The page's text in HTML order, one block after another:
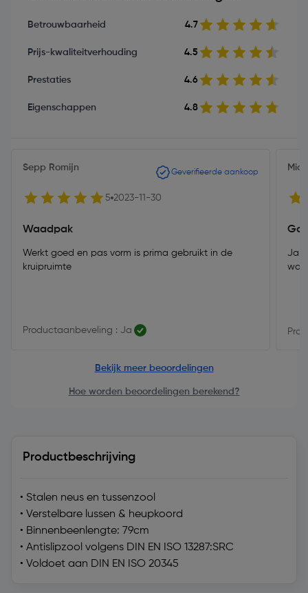
Betrouwbaarheid 4.7
Prijs-kwaliteitverhouding 4.5
Prestaties 4.6
Eigenschappen 4.8
Sepp Romijn Geverifieerde aankoop
5 2023-11-30
Waadpak
Werkt goed en pas vorm is prima gebruikt in de
kruipruimte
Productaanbeveling : Ja
Bekijk meer beoordelingen
Hoe worden beoordelingen berekend?
Productbeschrijving
• Stalen neus en tussenzool
• Verstelbare lussen & heupkoord
• Binnenbeenlengte: 79cm
• Antislipzool volgens DIN EN ISO 13287:SRC
• Voldoet aan DIN EN ISO 20345